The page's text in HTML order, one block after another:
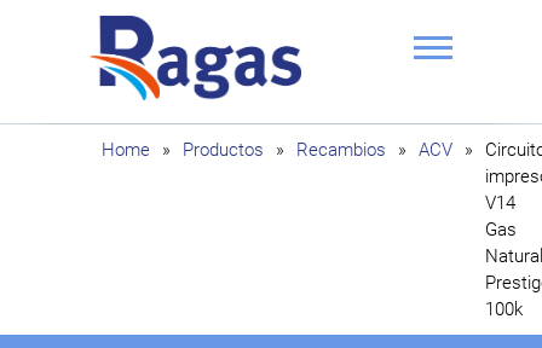
Ragas
Home » Productos » Recambios » ACV »
V14
Gas
Natural
100k